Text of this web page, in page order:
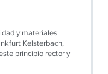
y materiales
Kelsterbach,
principio rector y